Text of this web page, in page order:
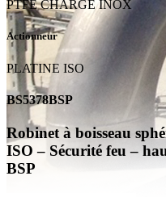
PTFE CHARGE INOX
Actionneur
PLATINE ISO
BS5378BSP
Robinet à boisseau
ISO – Sécurité feu –
BSP